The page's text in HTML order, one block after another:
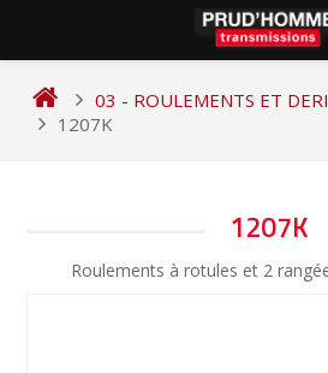
content
03 - ROULEMENTS ET
1207K
1207K
Roulements à rotules et 2